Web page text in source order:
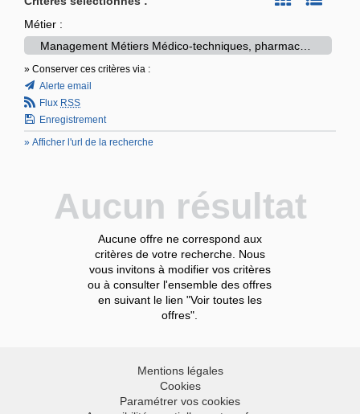
Métier :
Management Métiers Médico-techniques, pharmaceutiques et laboratoires
» Conserver ces critères via :
Alerte email
Flux RSS
Enregistrement
» Afficher l'url de la recherche
Aucun résultat
Aucune offre ne correspond aux
critères de votre recherche. Nous
vous invitons à modifier vos critères
ou à consulter l'ensemble des offres
en suivant le lien "Voir toutes les
offres".
Mentions légales
Cookies
Paramétrer vos cookies